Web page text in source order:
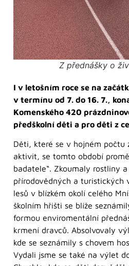
Z přednášky o
I v letošním roce se na
v termínu od 7. do 16. 7.,
Komenského 420
předškolní děti a pro děti z
Děti, které se v hojném počtu
aktivit, se tomto období
badatele“. Zkoumaly rostliny
přírodovědných a turistických
lesů v blízkém okolí celého
školním hřišti se blíže
formou enviromentální
krmení dravců. Absolvovaly
kde se seznámily s chovem
Vydali jsme se také na výlet